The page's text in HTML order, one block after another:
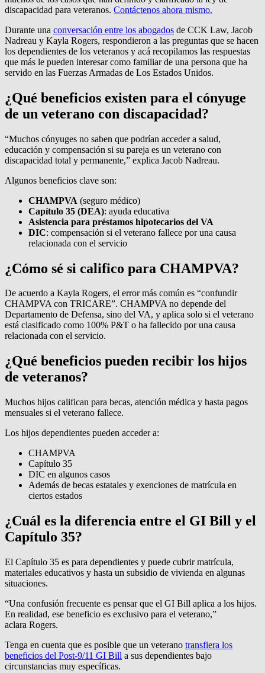
discapacidad para veteranos. Contáctenos ahora mismo.
Durante una conversación entre los abogados de CCK Law, Jacob
Nadreau y Kayla Rogers, respondieron a las preguntas que se hacen
los dependientes de los veteranos y acá recopilamos las respuestas
que más le pueden interesar como familiar de una persona que ha
servido en las Fuerzas Armadas de Los Estados Unidos.
¿Qué beneficios existen para el cónyuge
de un veterano con discapacidad?
“Muchos cónyuges no saben que podrían acceder a salud,
educación y compensación si su pareja es un veterano con
discapacidad total y permanente,” explica Jacob Nadreau.
Algunos beneficios clave son:
CHAMPVA (seguro médico)
Capítulo 35 (DEA): ayuda educativa
Asistencia para préstamos hipotecarios del VA
DIC: compensación si el veterano fallece por una causa
relacionada con el servicio
¿Cómo sé si califico para CHAMPVA?
De acuerdo a Kayla Rogers, el error más común es “confundir
CHAMPVA con TRICARE”. CHAMPVA no depende del
Departamento de Defensa, sino del VA, y aplica solo si el veterano
está clasificado como 100% P&T o ha fallecido por una causa
relacionada con el servicio.
¿Qué beneficios pueden recibir los hijos
de veteranos?
Muchos hijos califican para becas, atención médica y hasta pagos
mensuales si el veterano fallece.
Los hijos dependientes pueden acceder a:
CHAMPVA
Capítulo 35
DIC en algunos casos
Además de becas estatales y exenciones de matrícula en
ciertos estados
¿Cuál es la diferencia entre el GI Bill y el
Capítulo 35?
El Capítulo 35 es para dependientes y puede cubrir matrícula,
materiales educativos y hasta un subsidio de vivienda en algunas
situaciones.
“Una confusión frecuente es pensar que el GI Bill aplica a los hijos.
En realidad, ese beneficio es exclusivo para el veterano,”
aclara Rogers.
Tenga en cuenta que es posible que un veterano transfiera los
beneficios del Post-9/11 GI Bill a sus dependientes bajo
circunstancias muy específicas.